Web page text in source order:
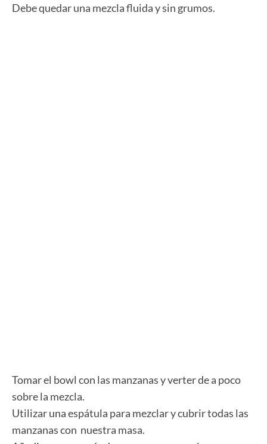
Debe quedar una mezcla fluida y sin grumos.
Tomar el bowl con las manzanas y verter de a poco
sobre la mezcla.
Utilizar una espátula para mezclar y cubrir todas las
manzanas con nuestra masa.